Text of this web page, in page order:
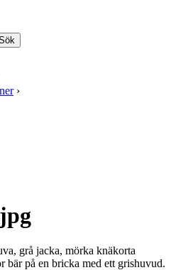
›
grå jacka, mörka knäkorta
bär på en bricka med ett grishuvud.